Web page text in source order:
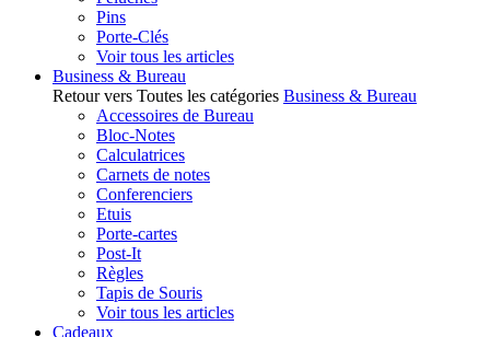
Pins
Porte-Clés
Voir tous les articles
Business & Bureau
Retour vers Toutes les catégories Business & Bureau
Accessoires de Bureau
Bloc-Notes
Calculatrices
Carnets de notes
Conferenciers
Etuis
Porte-cartes
Post-It
Règles
Tapis de Souris
Voir tous les articles
Cadeaux